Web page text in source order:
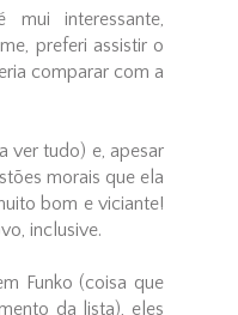
interessante,
preferi assistir o
comparar com a
ver tudo) e, apesar
morais que ela
bom e viciante!
inclusive.
Funko (coisa que
da lista), eles